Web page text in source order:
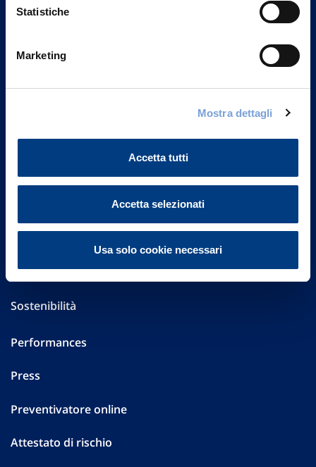
Statistiche
Marketing
Mostra dettagli
Accetta tutti
Accetta selezionati
Usa solo cookie necessari
Vittoria Assicurazioni S.p.A.
Part. IVA 01329510158
FAQ
Altre informazioni
Sostenibilità
Performances
Press
Preventivatore online
Attestato di rischio